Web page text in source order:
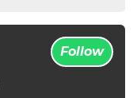
Follow